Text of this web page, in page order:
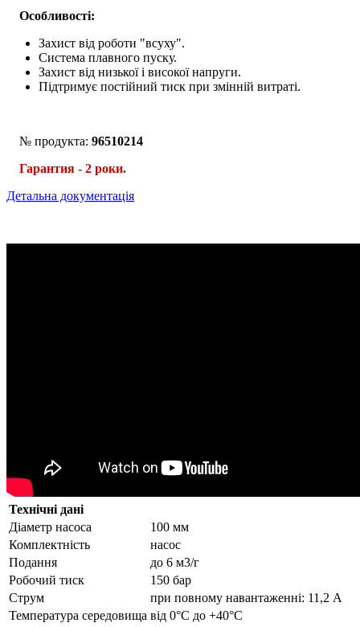
Особливості:
Захист від роботи "всуху".
Система плавного пуску.
Захист від низької і високої напруги.
Підтримує постійний тиск при змінній витраті.
№ продукта: 96510214
Гарантия - 2 роки.
Детальна документація
Технічні дані
Діаметр насоса
100 мм
Комплектність
насос
Подання
до 6 м3/г
Робочий тиск
150 бар
Струм
при повному навантаженні: 11,2 А
Температура середовища від 0°С до +40°С